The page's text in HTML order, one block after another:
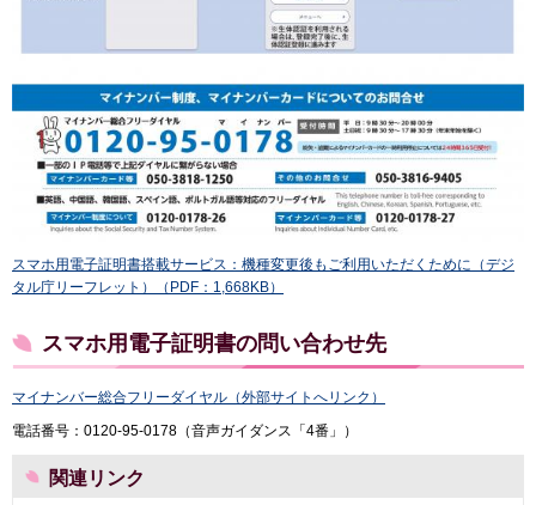
スマホ用電子証明書搭載サービス：機種変更後もご利用いただくために（デジ
タル庁リーフレット）（PDF：1,668KB）
スマホ用電子証明書の問い合わせ先
マイナンバー総合フリーダイヤル（外部サイトへリンク）
電話番号：0120-95-0178（音声ガイダンス「4番」）
関連リンク